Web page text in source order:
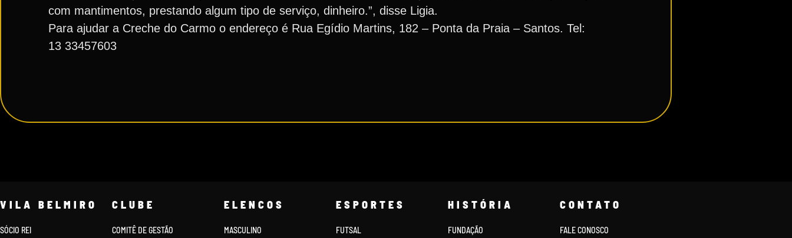
com mantimentos, prestando algum tipo de serviço, dinheiro.”, disse Ligia.
Para ajudar a Creche do Carmo o endereço é Rua Egídio Martins, 182 – Ponta da Praia – Santos. Tel:
13 33457603
VILA BELMIRO
SÓCIO REI
CLUBE
COMITÊ DE GESTÃO
ELENCOS
MASCULINO
ESPORTES
FUTSAL
HISTÓRIA
FUNDAÇÃO
CONTATO
FALE CONOSCO